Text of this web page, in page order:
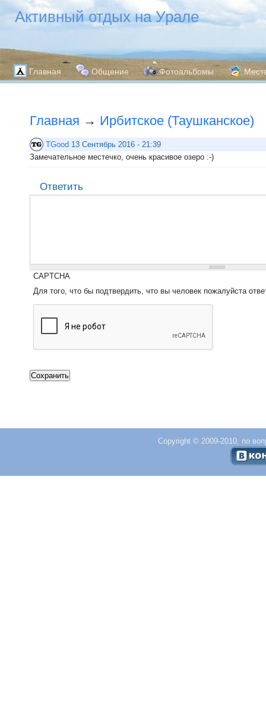
Активный отдых на Урале
Главная Общение Фотоальбомы
Главная → Ирбитское (Таушканское)
TGood 13 Сентябрь 2016 - 21:39
Замечательное местечко, очень красивое озеро :-)
Ответить
CAPTCHA
Для того, что бы подтвердить, что вы человек пожалуйста
Copyright © 2009-2010, по